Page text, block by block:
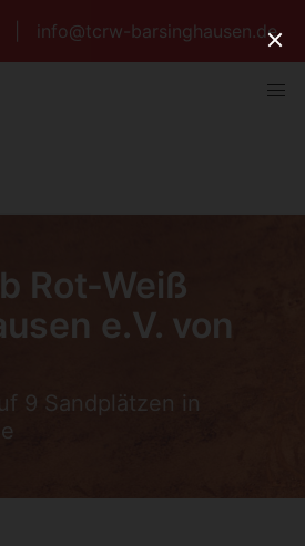
info@tcrw-barsinghausen.de
Rot-Weiß
e.V. von
9 Sandplätzen in